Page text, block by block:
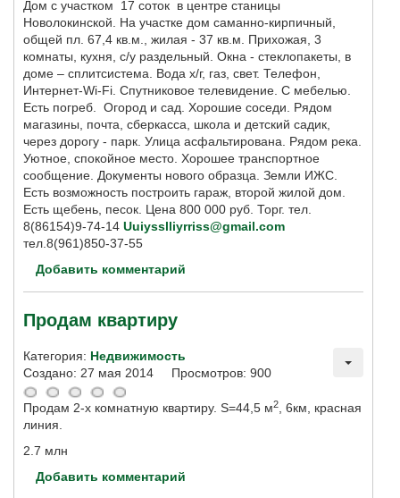
Дом с участком 17 соток в центре станицы
Новолокинской. На участке дом саманно-кирпичный,
общей пл. 67,4 кв.м., жилая - 37 кв.м. Прихожая, 3
комнаты, кухня, с/у раздельный. Окна - стеклопакеты, в
доме – сплитсистема. Вода х/г, газ, свет. Телефон,
Интернет-Wi-Fi. Спутниковое телевидение. С мебелью.
Есть погреб. Огород и сад. Хорошие соседи. Рядом
магазины, почта, сберкасса, школа и детский садик,
через дорогу - парк. Улица асфальтирована. Рядом река.
Уютное, спокойное место. Хорошее транспортное
сообщение. Документы нового образца. Земли ИЖС.
Есть возможность построить гараж, второй жилой дом.
Есть щебень, песок. Цена 800 000 руб. Торг. тел.
8(86154)9-74-14 Uuiysslliyrriss@gmail.com
тел.8(961)850-37-55
Добавить комментарий
Продам квартиру
Категория: Недвижимость
Создано: 27 мая 2014
Просмотров: 900
Продам 2-х комнатную квартиру. S=44,5 м2
, 6км, красная
линия.
2.7 млн
Добавить комментарий